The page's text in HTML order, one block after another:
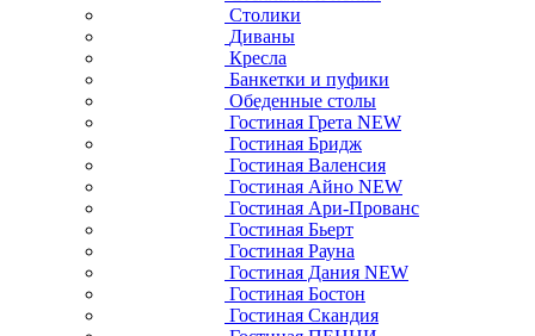
Столики
Диваны
Кресла
Банкетки и пуфики
Обеденные столы
Гостиная Грета NEW
Гостиная Бридж
Гостиная Валенсия
Гостиная Айно NEW
Гостиная Ари-Прованс
Гостиная Бьерт
Гостиная Рауна
Гостиная Дания NEW
Гостиная Бостон
Гостиная Скандия